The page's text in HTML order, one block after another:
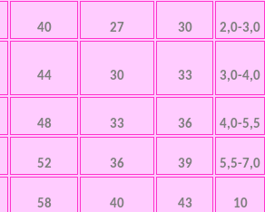
40 27 30 2,0-3,0
44 30 33 3,0-4,0
48 33 36 4,0-5,5
52 36 39 5,5-7,0
58 40 43 10